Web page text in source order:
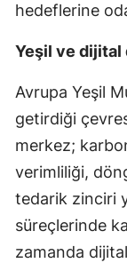
hedeflerine
Yeşil ve dijital
Avrupa Yeşil
getirdiği
merkez;
verimliliği,
tedarik zinciri
süreçlerinde
zamanda